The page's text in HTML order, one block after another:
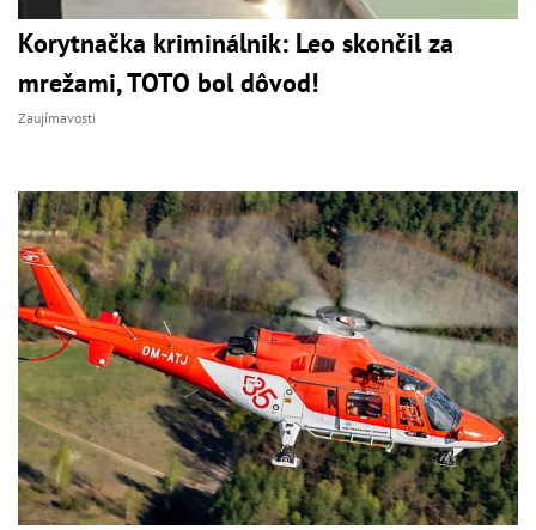
Korytnačka kriminálnik: Leo skončil za
mrežami, TOTO bol dôvod!
Zaujímavosti